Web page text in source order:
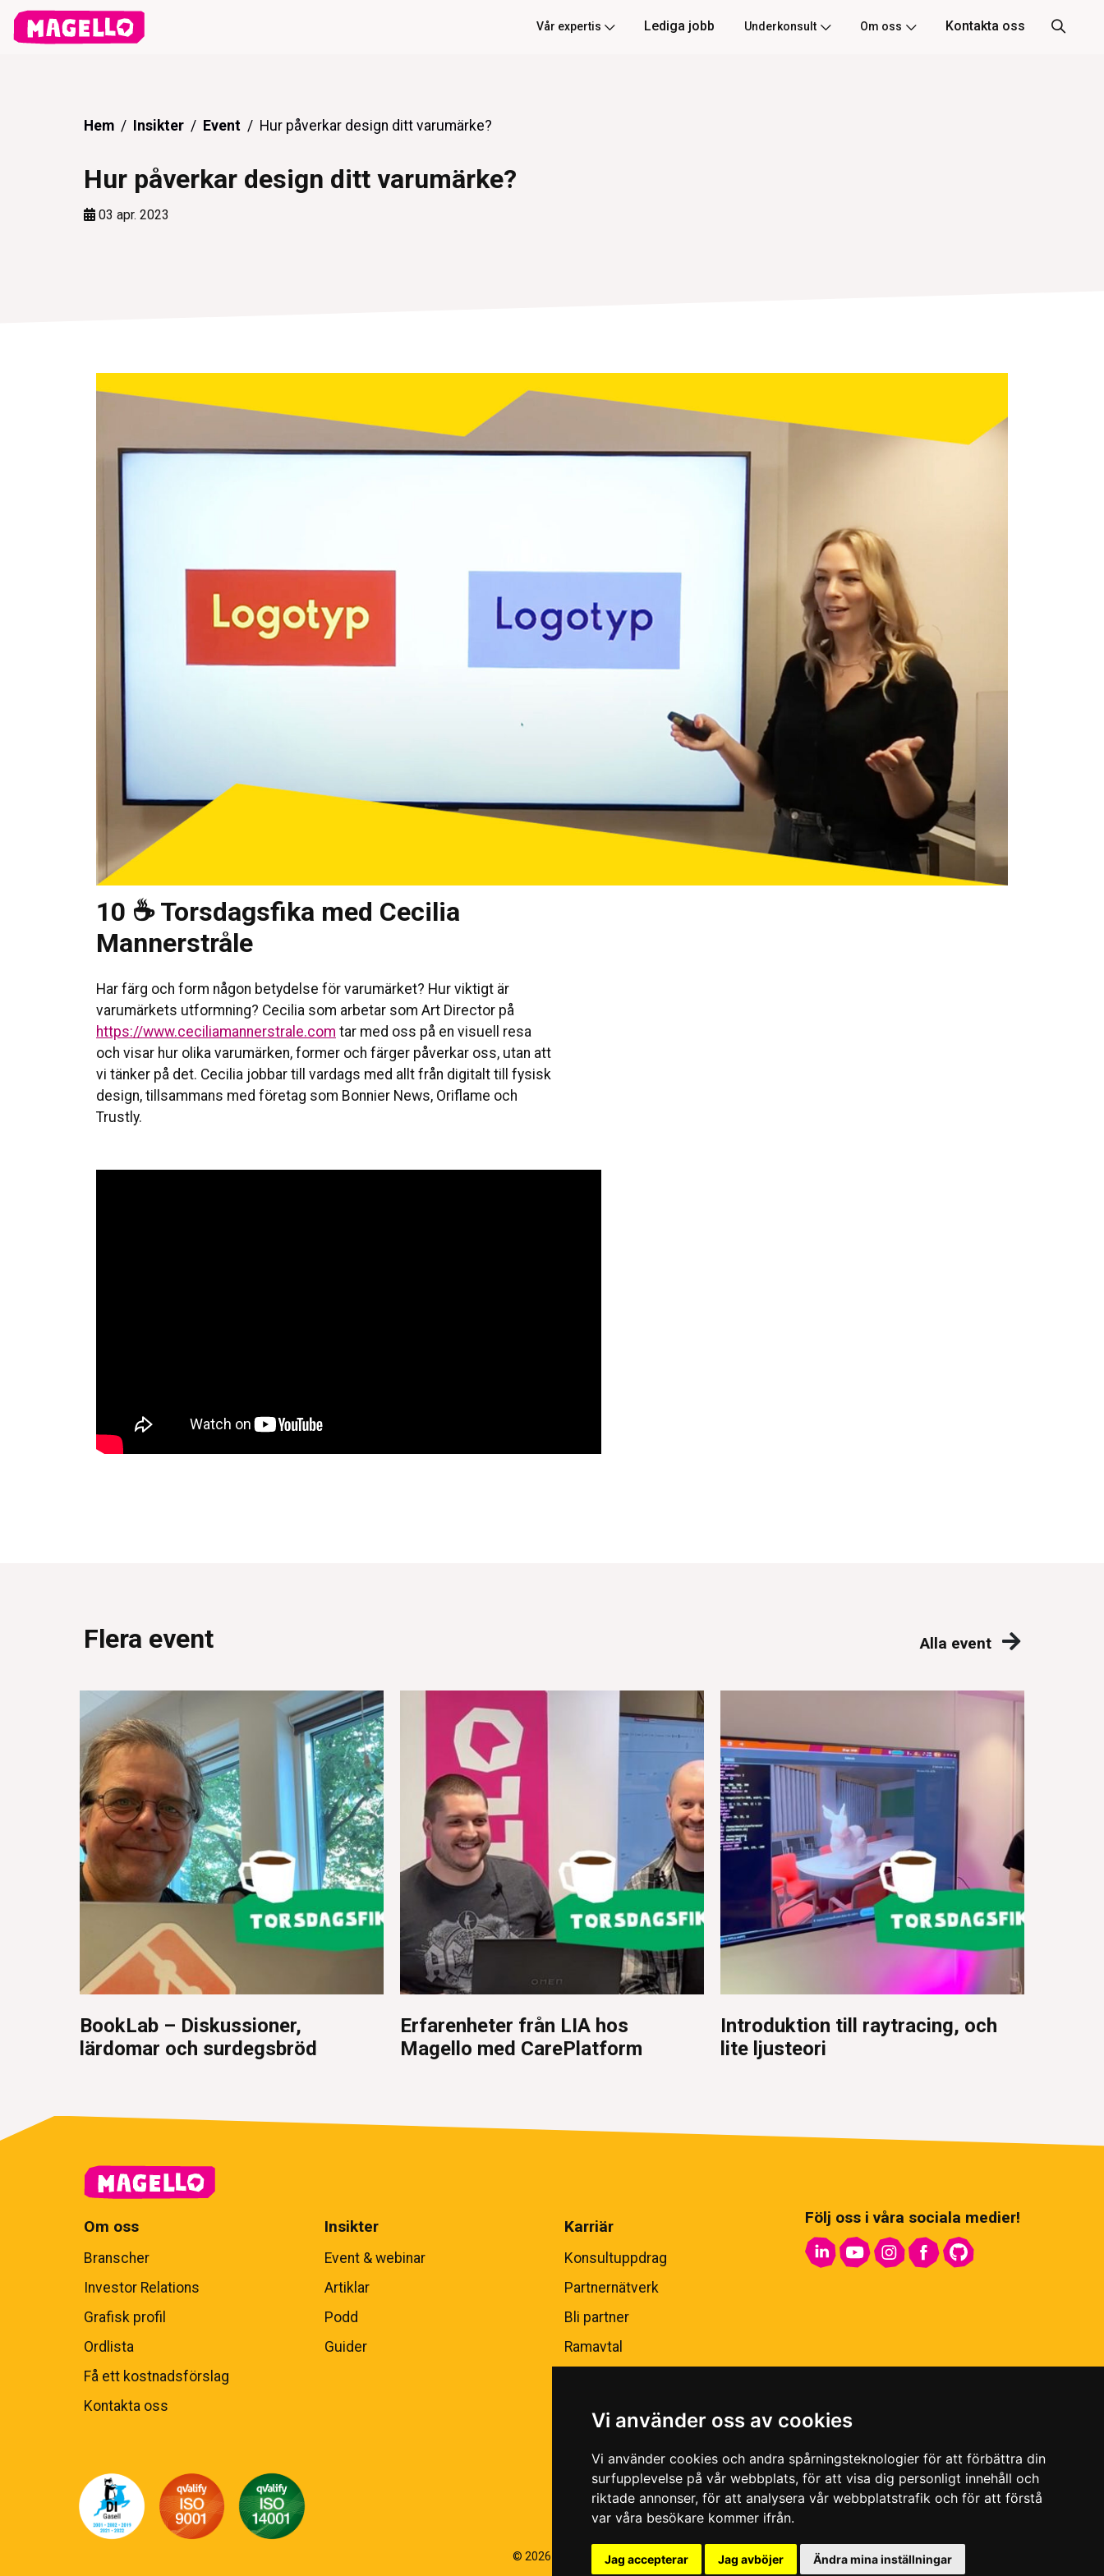
Vi använder oss av cookies
Vi använder cookies och andra spårningsteknologier för att förbättra din
surfupplevelse på vår webbplats, för att visa dig personligt innehåll och
riktade annonser, för att analysera vår webbplatstrafik och för att förstå
var våra besökare kommer ifrån.
Jag accepterar Jag avböjer Ändra mina inställningar
Vår expertis Lediga jobb Underkonsult Om oss Kontakta oss
Hem Insikter Event Hur påverkar design ditt varumärke?
Hur påverkar design ditt varumärke?
03 apr. 2023
10 ☕ Torsdagsfika med Cecilia
Mannerstråle
Har färg och form någon betydelse för varumärket? Hur viktigt är
varumärkets utformning? Cecilia som arbetar som Art Director på
https://www.ceciliamannerstrale.com tar med oss på en visuell resa
och visar hur olika varumärken, former och färger påverkar oss, utan att
vi tänker på det. Cecilia jobbar till vardags med allt från digitalt till fysisk
design, tillsammans med företag som Bonnier News, Oriflame och
Trustly.
Flera event Alla event
BookLab – Diskussioner,
lärdomar och surdegsbröd
Erfarenheter från LIA hos
Magello med CarePlatform
Introduktion till raytracing, och
lite ljusteori
Om oss
Branscher
Investor Relations
Grafisk profil
Ordlista
Få ett kostnadsförslag
Kontakta oss
Insikter
Event & webinar
Artiklar
Podd
Guider
Karriär
Konsultuppdrag
Partnernätverk
Bli partner
Ramavtal
Följ oss i våra sociala medier!
© 2026 Magello | Cookiepolicy|Hantering av personuppgifter|Kvalitets- och miljöpolicy